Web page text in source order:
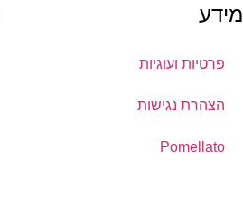
מידע
פרטיות ועוגיות
הצהרת נגישות
Pomellato